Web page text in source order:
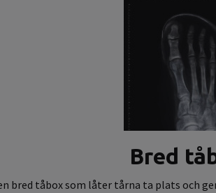
Bred
bred tåbox som låter tårna ta plats och